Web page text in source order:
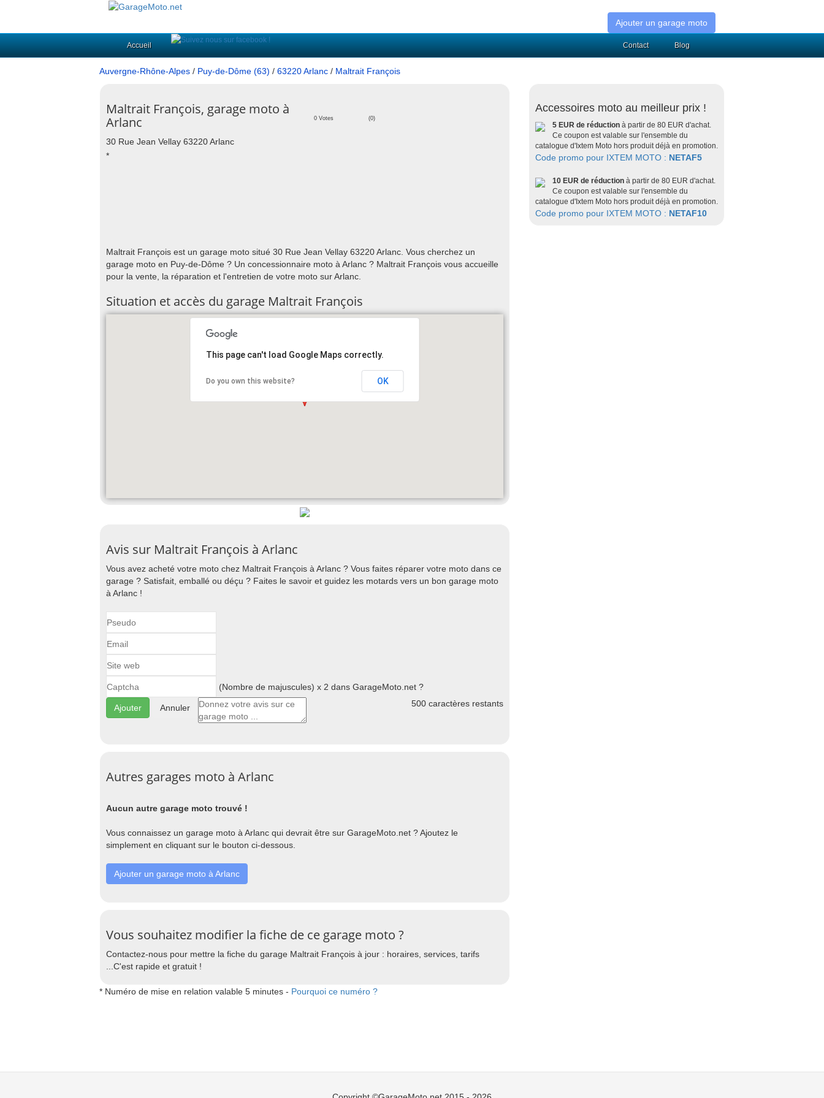
Ajouter un garage moto
Accueil Blog
Contact
Auvergne-Rhône-Alpes / Puy-de-Dôme (63) / 63220 Arlanc / Maltrait François
Maltrait François, garage moto à
Arlanc
0 Votes (0)
30 Rue Jean Vellay 63220 Arlanc
*
Maltrait François est un garage moto situé 30 Rue Jean Vellay 63220 Arlanc. Vous cherchez un
garage moto en Puy-de-Dôme ? Un concessionnaire moto à Arlanc ? Maltrait François vous accueille
pour la vente, la réparation et l'entretien de votre moto sur Arlanc.
Situation et accès du garage Maltrait François
This page can't load Google Maps correctly.
Do you own this website? OK
Avis sur Maltrait François à Arlanc
Vous avez acheté votre moto chez Maltrait François à Arlanc ? Vous faites réparer votre moto dans ce
garage ? Satisfait, emballé ou déçu ? Faites le savoir et guidez les motards vers un bon garage moto
à Arlanc !
(Nombre de majuscules) x 2 dans GarageMoto.net ?
Annuler 500 caractères restants
Autres garages moto à Arlanc
Aucun autre garage moto trouvé !
Vous connaissez un garage moto à Arlanc qui devrait être sur GarageMoto.net ? Ajoutez le
simplement en cliquant sur le bouton ci-dessous.
Ajouter un garage moto à Arlanc
Vous souhaitez modifier la fiche de ce garage moto ?
Contactez-nous pour mettre la fiche du garage Maltrait François à jour : horaires, services, tarifs
...C'est rapide et gratuit !
* Numéro de mise en relation valable 5 minutes - Pourquoi ce numéro ?
Accessoires moto au meilleur prix !
5 EUR de réduction à partir de 80 EUR d'achat.
Ce coupon est valable sur l'ensemble du
catalogue d'Ixtem Moto hors produit déjà en promotion.
Code promo pour IXTEM MOTO : NETAF5
10 EUR de réduction à partir de 80 EUR d'achat.
Ce coupon est valable sur l'ensemble du
catalogue d'Ixtem Moto hors produit déjà en promotion.
Code promo pour IXTEM MOTO : NETAF10